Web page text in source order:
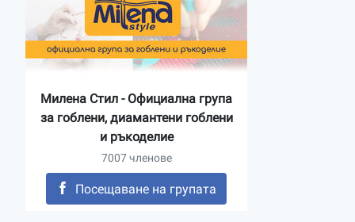
Милена Стил - Официална група
за гоблени, диамантени гоблени
и ръкоделие
7007 членове
Посещаване на групата